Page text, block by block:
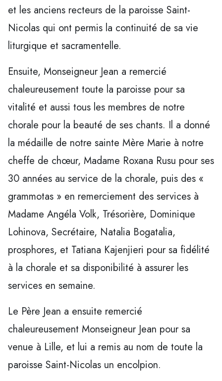
et les anciens recteurs de la paroisse Saint-
Nicolas qui ont permis la continuité de sa vie
liturgique et sacramentelle.
Ensuite, Monseigneur Jean a remercié
chaleureusement toute la paroisse pour sa
vitalité et aussi tous les membres de notre
chorale pour la beauté de ses chants. Il a donné
la médaille de notre sainte Mère Marie à notre
cheffe de chœur, Madame Roxana Rusu pour ses
30 années au service de la chorale, puis des «
grammotas » en remerciement des services à
Madame Angéla Volk, Trésorière, Dominique
Lohinova, Secrétaire, Natalia Bogatalia,
prosphores, et Tatiana Kajenjieri pour sa fidélité
à la chorale et sa disponibilité à assurer les
services en semaine.
Le Père Jean a ensuite remercié
chaleureusement Monseigneur Jean pour sa
venue à Lille, et lui a remis au nom de toute la
paroisse Saint-Nicolas un encolpion.